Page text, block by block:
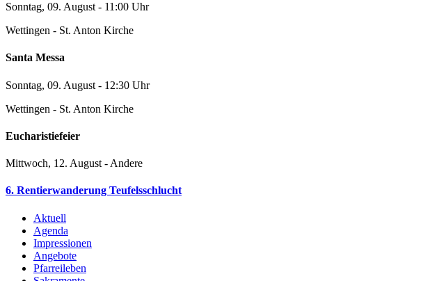
Sonntag, 09. August - 11:00 Uhr
Wettingen - St. Anton Kirche
Santa Messa
Sonntag, 09. August - 12:30 Uhr
Wettingen - St. Anton Kirche
Eucharistiefeier
Mittwoch, 12. August - Andere
6. Rentierwanderung Teufelsschlucht
Aktuell
Agenda
Impressionen
Angebote
Pfarreileben